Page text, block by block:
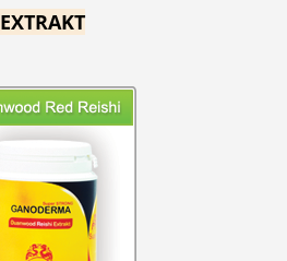
EXTRAKT